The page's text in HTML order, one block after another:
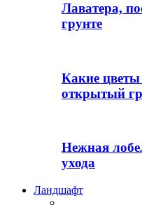
Лаватера,
грунте
Какие
открытый
Нежная
ухода
Ландшафт